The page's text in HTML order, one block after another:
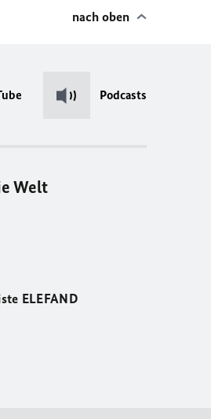
nach oben
Podcasts
Welt
ELEFAND